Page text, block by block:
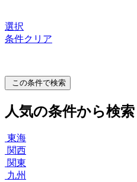
選択
条件クリア
この条件で検索
人気の条件から検索
東海
関西
関東
九州